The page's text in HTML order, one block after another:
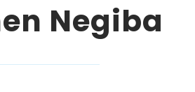
Negiba